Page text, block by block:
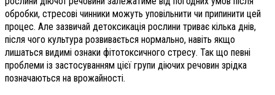
обробки, стресові чинники можуть уповільнити чи припинити цей
процес. Але зазвичай детоксикація рослини триває кілька днів,
після чого культура розвивається нормально, навіть якщо
лишаться видимі ознаки фітотоксичного стресу. Так що певні
проблеми із застосуванням цієї групи діючих речовин зрідка
позначаються на врожайності.